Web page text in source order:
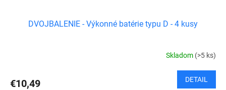
DVOJBALENIE - Výkonné batérie typu D - 4 kusy
Skladom (>5 ks)
€10,49 DETAIL